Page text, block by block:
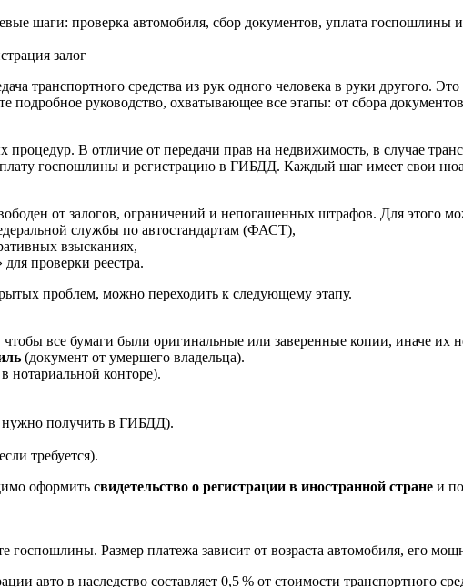
шаги: проверка автомобиля, сбор документов, уплата госпошлины
залог
транспортного средства из рук одного человека в руки другого.
руководство, охватывающее все этапы: от сбора
процедур. В отличие от передачи прав на недвижимость, в случае
госпошлины и регистрацию в ГИБДД. Каждый шаг имеет свои
от залогов, ограничений и непогашенных штрафов. Для этого
службы по автостандартам (ФАСТ),
взысканиях,
проверки реестра.
проблем, можно переходить к следующему этапу.
все бумаги были оригинальные или заверенные копии, иначе
(документ от умершего владельца).
нотариальной конторе).
нужно получить в ГИБДД).
требуется).
оформить свидетельство о регистрации в иностранной стране и
госпошлины. Размер платежа зависит от возраста автомобиля, его
авто в наследство составляет 0,5 % от стоимости транспортного